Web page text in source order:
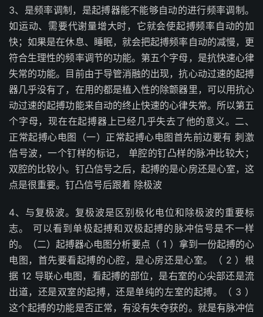
3、是频率调制，是起搏器能不能够自动的进行频率调制。
如运动、需要代谢量增大时，它就会使起搏频率自动的加
快；如果是在休息、睡眠，就会把起搏频率自动的减慢，更
符合生理性的频率调节的功能。第五个字母，是抗快速心律
失常的功能。目前由于导管消融的出现，抗心动过速的起搏
器几乎没有了，在用的都是植入性的除颤器里，可以用抗心
动过速的起搏功能来自动的终止快速的心律失常。所以第五
个字母，现在在起搏器上已经几乎失去了他的意义。二、
正常起搏心电图（一）正常起搏心电图首先前边要有 刺激
信号波，一个钉样的标记， 单腔的钉凸样的脉冲比较大；
双腔的比较小。钉凸信号之后，起搏的是心房还是心室，这
点是很重要。钉凸信号后跟着 除极波
4、与复极波。复极波是区别极化电位和除极波的重要标
志。 可以看到单极起搏和双极起搏的脉冲信号是不一样
的。（二）起搏器心电图分析要点（ 1 ）拿到一份起搏的心
电图，首先要看起搏的心腔，是心房还是心室。（ 2 ）根
据 12 导联心电图，看起搏的部位，是右室的心尖部还是流
出道，还是双室的起搏，还是单纯的左室的起搏。（ 3 ）
这个起搏的功能是否正常，有没有失夺获的。就是有脉冲信